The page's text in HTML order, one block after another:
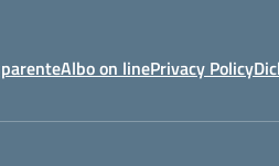
Albo on linePrivacy Policy